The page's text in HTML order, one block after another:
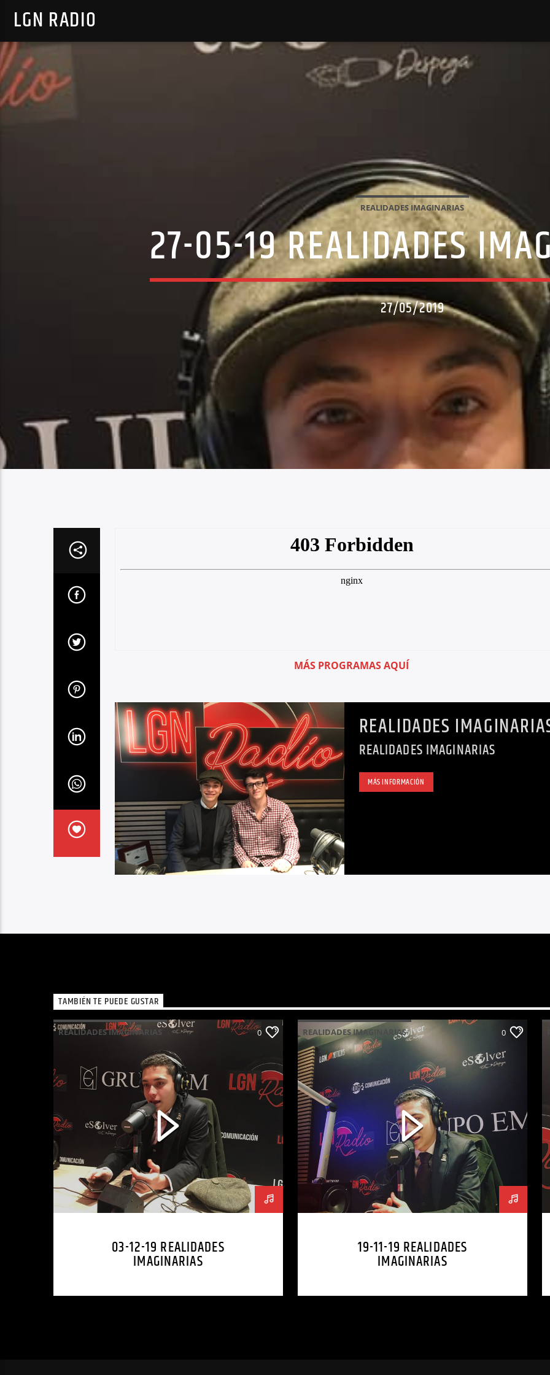
LGN RADIO
REALIDADES IMAGINARIAS
27-05-19 REALIDADES
27/05/2019
MÁS PROGRAMAS AQUÍ
REALIDADES
REALIDADES IMAGINARIAS
MÁS INFORMACIÓN
TAMBIÉN TE PUEDE GUSTAR
REALIDADES IMAGINARIAS 0
03-12-19 REALIDADES
IMAGINARIAS
REALIDADES IMAGINARIAS 0
19-11-19 REALIDADES
IMAGINARIAS